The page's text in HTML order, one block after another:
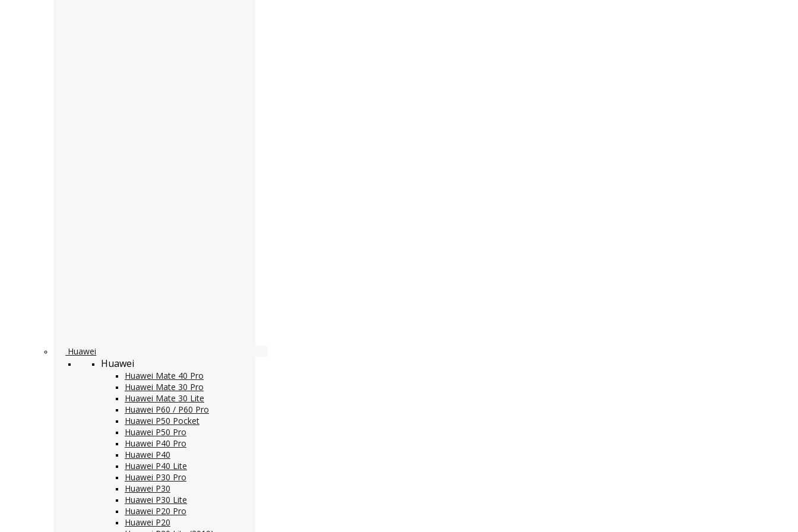
Huawei
Huawei
Huawei Mate 40 Pro
Huawei Mate 30 Pro
Huawei Mate 30 Lite
Huawei P60 / P60 Pro
Huawei P50 Pocket
Huawei P50 Pro
Huawei P40 Pro
Huawei P40
Huawei P40 Lite
Huawei P30 Pro
Huawei P30
Huawei P30 Lite
Huawei P20 Pro
Huawei P20